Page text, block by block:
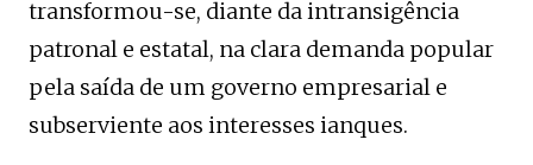
transformou-se, diante da intransigência
patronal e estatal, na clara demanda popular
pela saída de um governo empresarial e
subserviente aos interesses ianques.